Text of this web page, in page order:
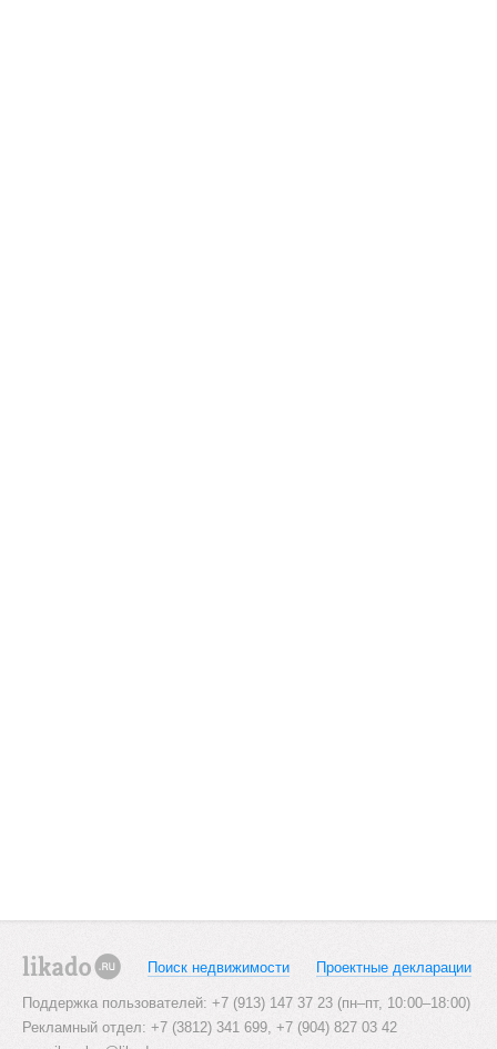
Поиск недвижимости Проектные декларации
Поддержка пользователей: +7 (913) 147 37 23 (пн–пт, 10:00–18:00)
Рекламный отдел: +7 (3812) 341 699, +7 (904) 827 03 42